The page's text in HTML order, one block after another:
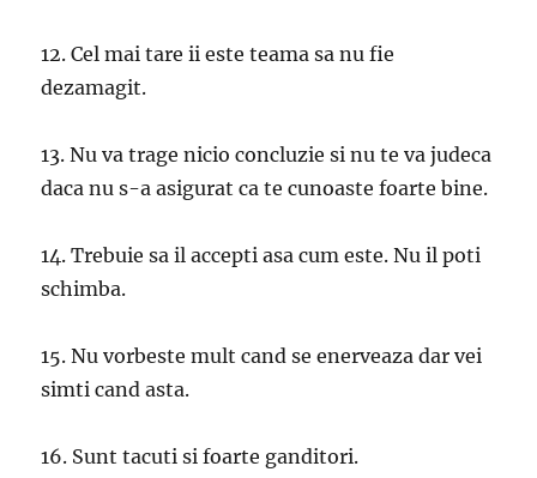
12. Cel mai tare ii este teama sa nu fie
dezamagit.
13. Nu va trage nicio concluzie si nu te va judeca
daca nu s-a asigurat ca te cunoaste foarte bine.
14. Trebuie sa il accepti asa cum este. Nu il poti
schimba.
15. Nu vorbeste mult cand se enerveaza dar vei
simti cand asta.
16. Sunt tacuti si foarte ganditori.